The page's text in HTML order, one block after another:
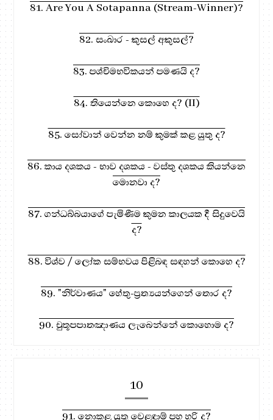
81. Are You A Sotapanna (Stream-Winner)?
82. සංඛාර - කුසල් අකුසල්?
83. පශ්චිමභවිකයන් පමණයි ද?
84. තියෙන්නෙ කොහෙ ද? (II)
85. සෝවාන් වෙන්න නම් කුමක් කළ යුතු ද?
86. කාය දශකය - භාව දශකය - වස්තු දශකය කියන්නෙ
මොනවා ද?
87. ගන්ධබ්බයාගේ පැමිණීම කුමන කාලයක දී සිදුවෙයි
ද?
88. විශ්ව / ලෝක සම්භවය පිළිබඳ සඳහන් කොහෙ ද?
89. "නිර්වාණය" හේතු-ප්‍රත්‍යයන්ගෙන් තොර ද?
90. චුතූපපාතඤාණය ලැබෙන්නේ කොහොම ද?
10
91. නොකළ යුතු වෙළඳාම් පහ හරි ද?